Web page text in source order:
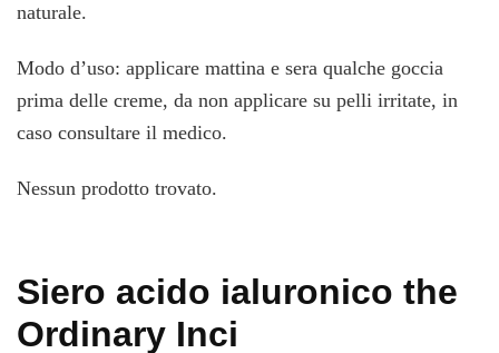
naturale.
Modo d’uso: applicare mattina e sera qualche goccia
prima delle creme, da non applicare su pelli irritate, in
caso consultare il medico.
Nessun prodotto trovato.
Siero acido ialuronico the
Ordinary Inci